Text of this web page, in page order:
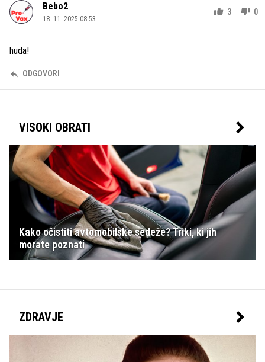
Bebo2
18. 11. 2025 08.53
3 0
huda!
ODGOVORI
VISOKI OBRATI
Kako očistiti avtomobilske sedeže? Triki, ki jih
morate poznati
ZDRAVJE